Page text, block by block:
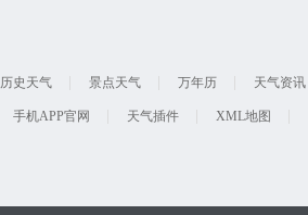
历史天气 景点天气 万年历 天气资讯
手机APP官网 天气插件 XML地图